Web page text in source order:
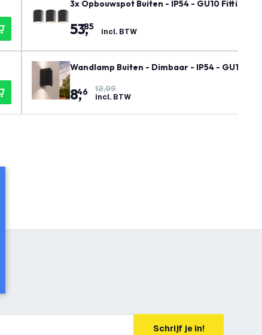
3x Opbouwspot Buiten - IP54 - GU10 Fitting -
53,
85 incl. BTW
Wandlamp Buiten - Dimbaar - IP54 - GU10
8,
46
12,09
incl. BTW
Schrijf je in!